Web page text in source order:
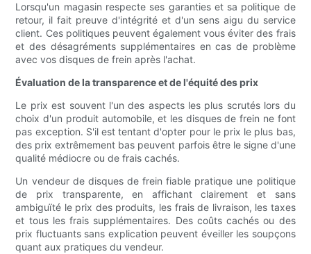
Lorsqu'un magasin respecte ses garanties et sa politique de
retour, il fait preuve d'intégrité et d'un sens aigu du service
client. Ces politiques peuvent également vous éviter des frais
et des désagréments supplémentaires en cas de problème
avec vos disques de frein après l'achat.
Évaluation de la transparence et de l'équité des prix
Le prix est souvent l'un des aspects les plus scrutés lors du
choix d'un produit automobile, et les disques de frein ne font
pas exception. S'il est tentant d'opter pour le prix le plus bas,
des prix extrêmement bas peuvent parfois être le signe d'une
qualité médiocre ou de frais cachés.
Un vendeur de disques de frein fiable pratique une politique
de prix transparente, en affichant clairement et sans
ambiguïté le prix des produits, les frais de livraison, les taxes
et tous les frais supplémentaires. Des coûts cachés ou des
prix fluctuants sans explication peuvent éveiller les soupçons
quant aux pratiques du vendeur.